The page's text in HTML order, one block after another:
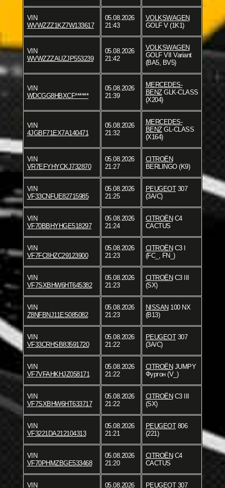
VIN
WVWZZZ1KZ7W133617
05.08.2026
21:43
VOLKSWAGEN
GOLF V (1K1)
VIN
WVWZZZAUZJP553239
05.08.2026
21:42
VOLKSWAGEN
GOLF VII Variant
(BA5, BV5)
VIN
WDCGG8HBXCF******
05.08.2026
21:39
MERCEDES-
BENZGLK-CLASS
(X204)
VIN
4JGBF71EX7A140471
05.08.2026
21:32
MERCEDES-
BENZGL-CLASS
(X164)
VIN
VR7EFYHYCKJ732870
05.08.2026
21:27
CITROËN
BERLINGO (K9)
VIN
VF33CNFUE82715985
05.08.2026
21:25
PEUGEOT307
(3A/C)
VIN
VF70BBHYHGE518297
05.08.2026
21:24
CITROËN C4
CACTUS
VIN
VF7FC8HZC29123900
05.08.2026
21:23
CITROËN C3 I
(FC_, FN_)
VIN
VF7SXBHW6HT645382
05.08.2026
21:23
CITROËN C3 III
(SX)
VIN
Z8NFBNJ11ES085082
05.08.2026
21:23
NISSAN 100 NX
(B13)
VIN
VF33CRHSB83591720
05.08.2026
21:22
PEUGEOT307
(3A/C)
VIN
VF7VFAHKHJZ058171
05.08.2026
21:22
CITROËN JUMPY
Фургон (V_)
VIN
VF7SXBHW6HT633717
05.08.2026
21:22
CITROËN C3 III
(SX)
VIN
VF3221DA212104313
05.08.2026
21:21
PEUGEOT806
(221)
VIN
VF70PHMZBGE533468
05.08.2026
21:20
CITROËN C4
CACTUS
VIN 05.08.2026 PEUGEOT307